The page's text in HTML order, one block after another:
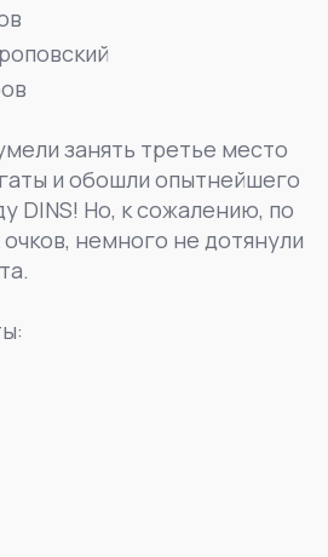
занять третье место
и обошли опытнейшего
DINS! Но, к сожалению, по
немного не дотянули